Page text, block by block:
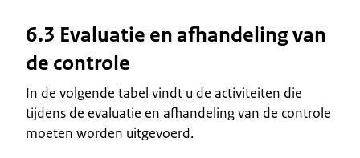
6.3 Evaluatie en afhandeling van
de controle
In de volgende tabel vindt u de activiteiten die
tijdens de evaluatie en afhandeling van de controle
moeten worden uitgevoerd.